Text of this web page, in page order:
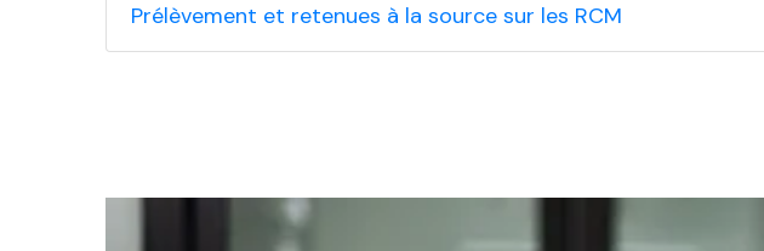
Prélèvement et retenues à la source sur les RCM